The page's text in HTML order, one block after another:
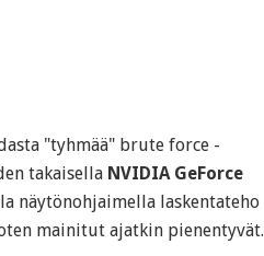
"tyhmää" brute force -
takaisella NVIDIA GeForce
näytönohjaimella laskentateho
mainitut ajatkin pienentyvät.